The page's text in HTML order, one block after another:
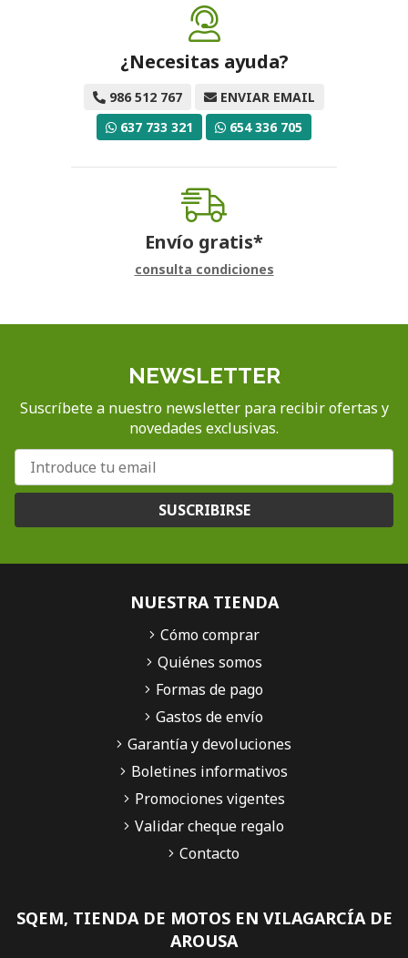
¿Necesitas ayuda?
986 512 767
ENVIAR EMAIL
637 733 321
654 336 705
Envío gratis*
consulta condiciones
NEWSLETTER
Suscríbete a nuestro newsletter para recibir ofertas y
novedades exclusivas.
SUSCRIBIRSE
SQEM, TIENDA DE MOTOS EN VILAGARCÍA DE
AROUSA
NUESTRA TIENDA
Cómo comprar
Quiénes somos
Formas de pago
Gastos de envío
Garantía y devoluciones
Boletines informativos
Promociones vigentes
Validar cheque regalo
Contacto